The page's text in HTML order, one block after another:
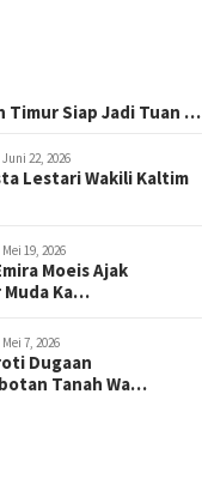
Timur Siap Jadi Tuan …
Juni 22, 2026
Lestari Wakili Kaltim
Mei 19, 2026
Moeis Ajak
Muda Ka…
Mei 7, 2026
Dugaan
Tanah Wa…